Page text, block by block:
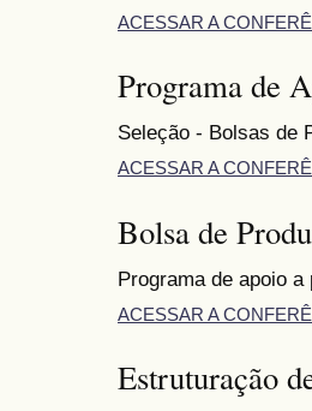
ACESSAR A
Programa de
Seleção - Bolsas de
ACESSAR A
Bolsa de
Programa de apoio
ACESSAR A
Estruturação